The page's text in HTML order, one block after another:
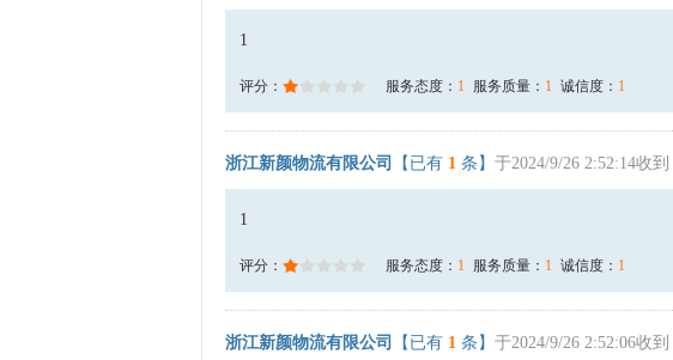
1
评分： 服务态度： 1 服务质量： 1 诚信度： 1
浙江新颜物流有限公司 【已有 1 条】 于2024/9/26 2:52:14收到
1
评分： 服务态度： 1 服务质量： 1 诚信度： 1
浙江新颜物流有限公司 【已有 1 条】 于2024/9/26 2:52:06收到